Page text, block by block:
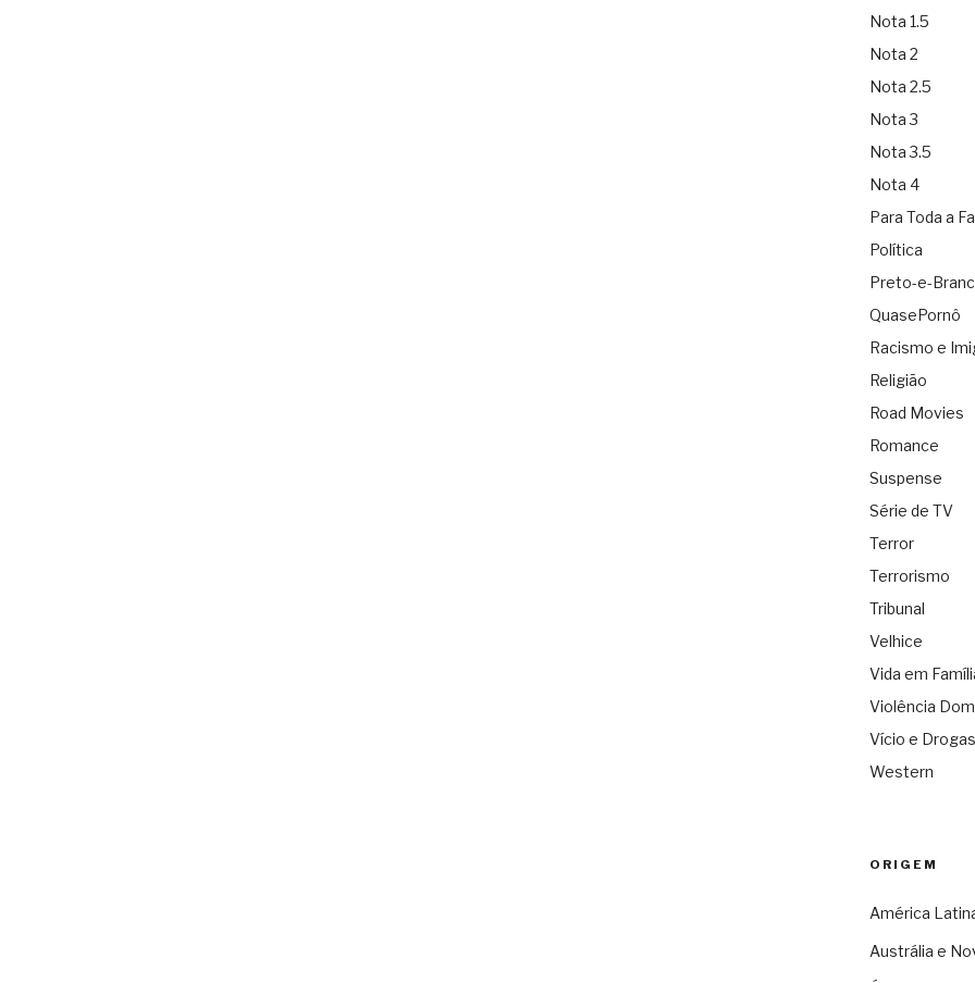
Nota 1.5
Nota 2
Nota 2.5
Nota 3
Nota 3.5
Nota 4
Para Toda a
Política
Preto-e-
QuasePornô
Racismo e
Religião
Road Movies
Romance
Suspense
Série de TV
Terror
Terrorismo
Tribunal
Velhice
Vida em
Violência
Vício e Drogas
Western
ORIGEM
América
Austrália e